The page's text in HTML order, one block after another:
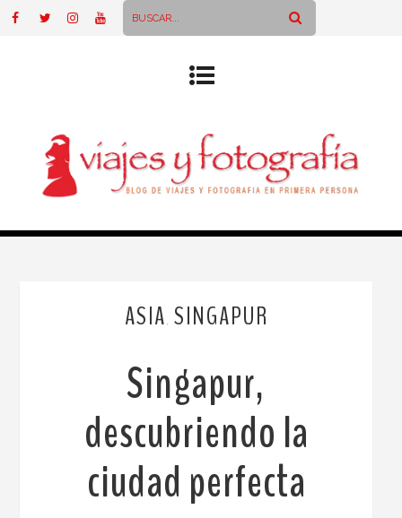
ASIA SINGAPUR
Singapur,
descubriendo la
ciudad perfecta